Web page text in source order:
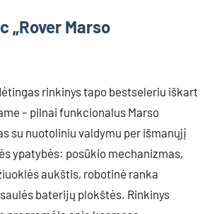
„Rover Marso
rinkinys tapo bestseleriu iškart
– pilnai funkcionalus Marso
su nuotoliniu valdymu per išmanųjį
ypatybės: posūkio mechanizmas,
aukštis, robotinė ranka
baterijų plokštės. Rinkinys